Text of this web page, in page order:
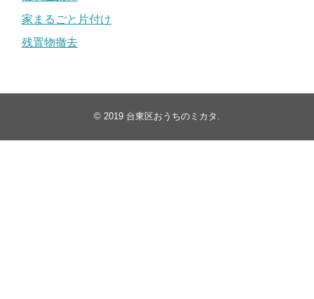
家まるごと片付け
残置物撤去
© 2019 台東区おうちのミカタ .